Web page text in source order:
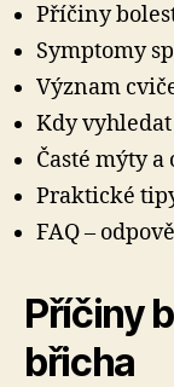
Příčiny
Symptomy
Význam
Kdy
Časté mýty a
Praktické
FAQ –
Příčiny
břicha